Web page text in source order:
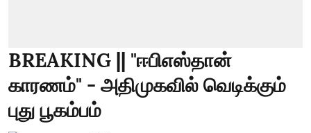
BREAKING || "ஈபிஎஸ்தான்
காரணம்" - அதிமுகவில் வெடிக்கும்
புது பூகம்பம்